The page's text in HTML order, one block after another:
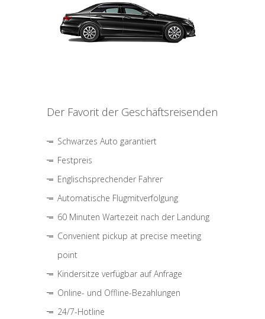
Der Favorit der Geschäftsreisenden
Schwarzes Auto garantiert
Festpreis
Englischsprechender Fahrer
Automatische Flugmitverfolgung
60 Minuten Wartezeit nach der Landung
Convenient pickup at precise meeting
point
Kindersitze verfügbar auf Anfrage
Online- und Offline-Bezahlungen
24/7-Hotline